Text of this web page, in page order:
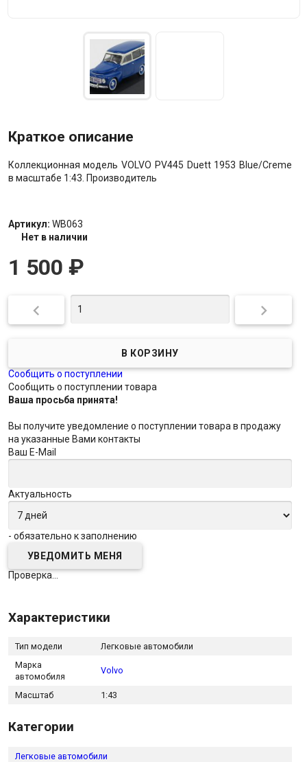
Краткое описание
Коллекционная модель VOLVO PV445 Duett 1953 Blue/Creme
в масштабе 1:43. Производитель
Артикул: WB063
Нет в наличии
1 500 ₽
 
Сообщить о поступлении
Сообщить о поступлении товара
Ваша просьба принята!
Вы получите уведомление о поступлении товара в продажу
на указанные Вами контакты
Ваш E-Mail
Актуальность
- обязательно к заполнению
Проверка...
Характеристики
Тип модели
Легковые автомобили
Марка
автомобиля
Volvo
Масштаб 1:43
Категории
Легковые автомобили